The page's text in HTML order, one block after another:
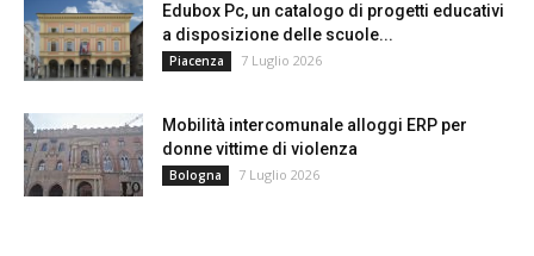
Edubox Pc, un catalogo di progetti educativi
a disposizione delle scuole...
Piacenza 7 Luglio 2026
Mobilità intercomunale alloggi ERP per
donne vittime di violenza
Bologna 7 Luglio 2026